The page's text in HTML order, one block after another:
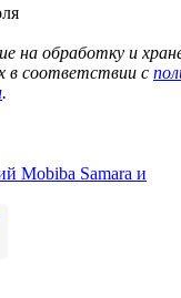
на обработку и
в соответствии с
.